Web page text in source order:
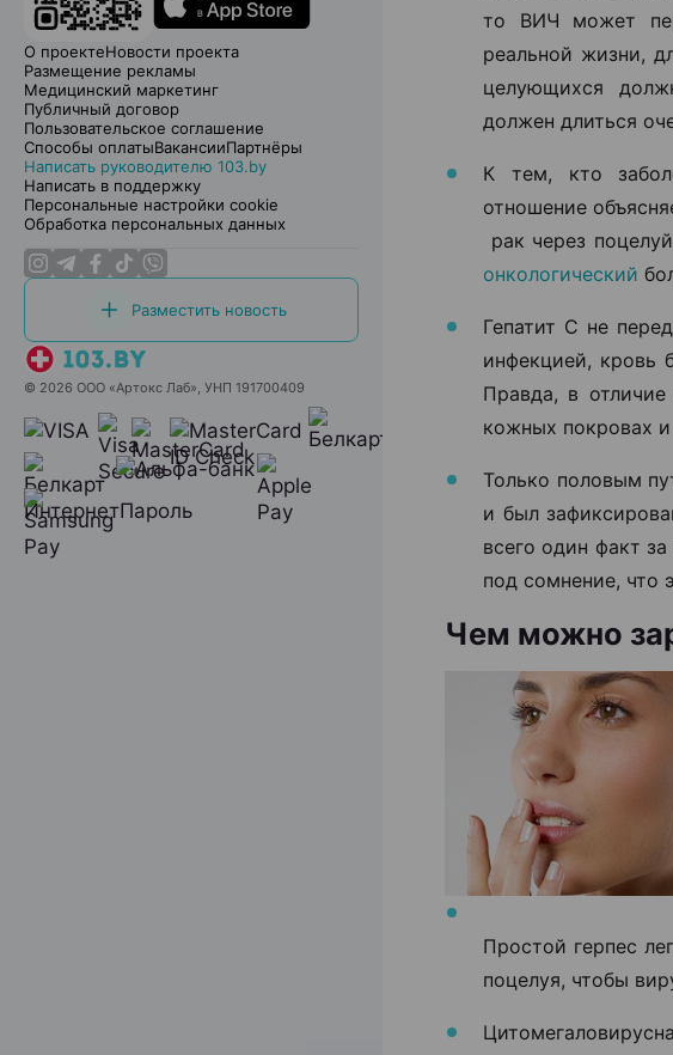
О проектеНовости проекта
Размещение рекламы
Медицинский маркетинг
Публичный договор
Пользовательское соглашение
Способы оплатыВакансииПартнёры
Написать руководителю 103.by
Написать в поддержку
Персональные настройки cookie
Обработка персональных данных
Разместить новость
© 2026 ООО «Артокс Лаб», УНП 191700409
то ВИЧ может
реальной жизни,
целующихся
должен длиться
К тем, кто
отношение
рак через
онкологический
Гепатит С не
инфекцией, кровь
Правда, в
кожных покровах и
Только половым
и был
всего один факт
под сомнение, что
Чем можно
Простой герпес
поцелуя, чтобы